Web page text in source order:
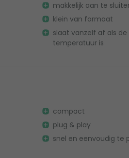
makkelijk aan te
klein van formaat
slaat vanzelf af als
temperatuur is
compact
plug & play
snel en eenvoudig te